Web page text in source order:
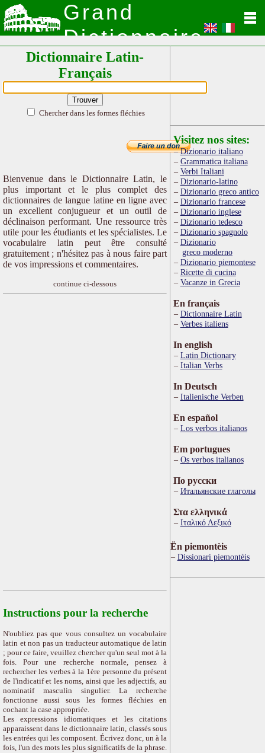
Grand
Dictionnaire
Latin
Dictionnaire Latin-
Français
Chercher dans les formes fléchies
Bienvenue dans le Dictionnaire Latin, le
plus important et le plus complet des
dictionnaires de langue latine en ligne avec
un excellent conjugueur et un outil de
déclinaison performant. Une ressource très
utile pour les étudiants et les spécialistes. Le
vocabulaire latin peut être consulté
gratuitement ; n'hésitez pas à nous faire part
de vos impressions et commentaires.
continue ci-dessous
Instructions pour la recherche
N'oubliez pas que vous consultez un vocabulaire
latin et non pas un traducteur automatique de latin
; pour ce faire, veuillez chercher qu'un seul mot à la
fois. Pour une recherche normale, pensez à
rechercher les verbes à la 1ère personne du présent
de l'indicatif et les noms, ainsi que les adjectifs, au
nominatif masculin singulier. La recherche
fonctionne aussi sous les formes fléchies en
cochant la case appropriée.
Les expressions idiomatiques et les citations
apparaissent dans le dictionnaire latin, classés sous
les entrées qui les composent. Écrivez donc, un à la
fois, l'un des mots les plus significatifs de la phrase.
Visitez nos sites:
Dizionario italiano
Grammatica italiana
Verbi Italiani
Dizionario-latino
Dizionario greco antico
Dizionario francese
Dizionario inglese
Dizionario tedesco
Dizionario spagnolo
Dizionario
greco moderno
Dizionario piemontese
Ricette di cucina
Vacanze in Grecia
En français
Dictionnaire Latin
Verbes italiens
In english
Latin Dictionary
Italian Verbs
In Deutsch
Italienische Verben
En español
Los verbos italianos
Em portugues
Os verbos italianos
По русски
Итальянские глаголы
Στα ελληνικά
Ιταλικό Λεξικό
Ën piemontèis
Dissionari piemontèis